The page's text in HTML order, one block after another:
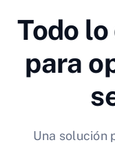
Todo
para
Una solución